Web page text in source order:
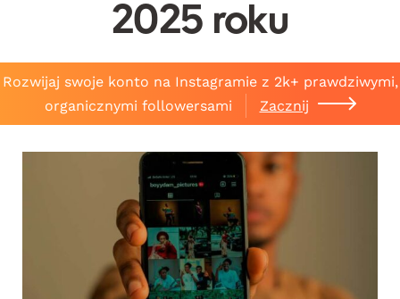
2025 roku
Rozwijaj swoje konto na Instagramie z 2k+ prawdziwymi,
organicznymi followersami
Zacznij